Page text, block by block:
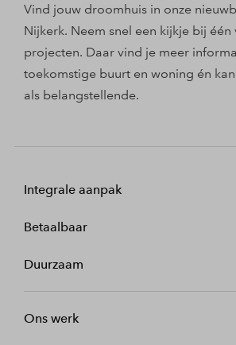
Vind jouw droomhuis in onze
Nijkerk. Neem snel een kijkje bij één
projecten. Daar vind je meer
toekomstige buurt en woning én
als belangstellende.
Integrale aanpak
Betaalbaar
Duurzaam
Ons werk